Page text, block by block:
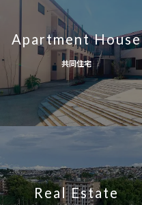
Apartment House
共同住宅
Real Estate